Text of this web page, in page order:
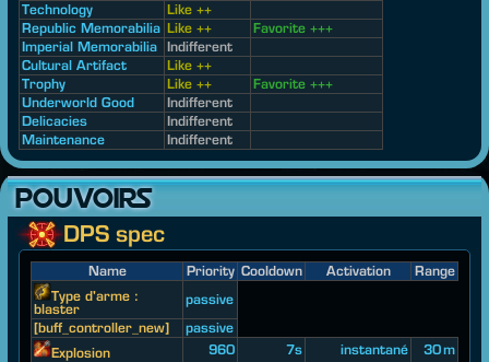
Technology
Like ++
Republic Memorabilia Like ++
Favorite +++
Imperial Memorabilia
Indifferent
Cultural Artifact
Like ++
Trophy
Like ++
Favorite +++
Underworld Good
Indifferent
Delicacies
Indifferent
Maintenance
Indifferent
POUVOIRS
DPS spec
Name Priority Cooldown Activation
Range
Type d'arme :
blaster
passive
[buff_controller_new]
passive
Explosion
960 7s instantané
30 m